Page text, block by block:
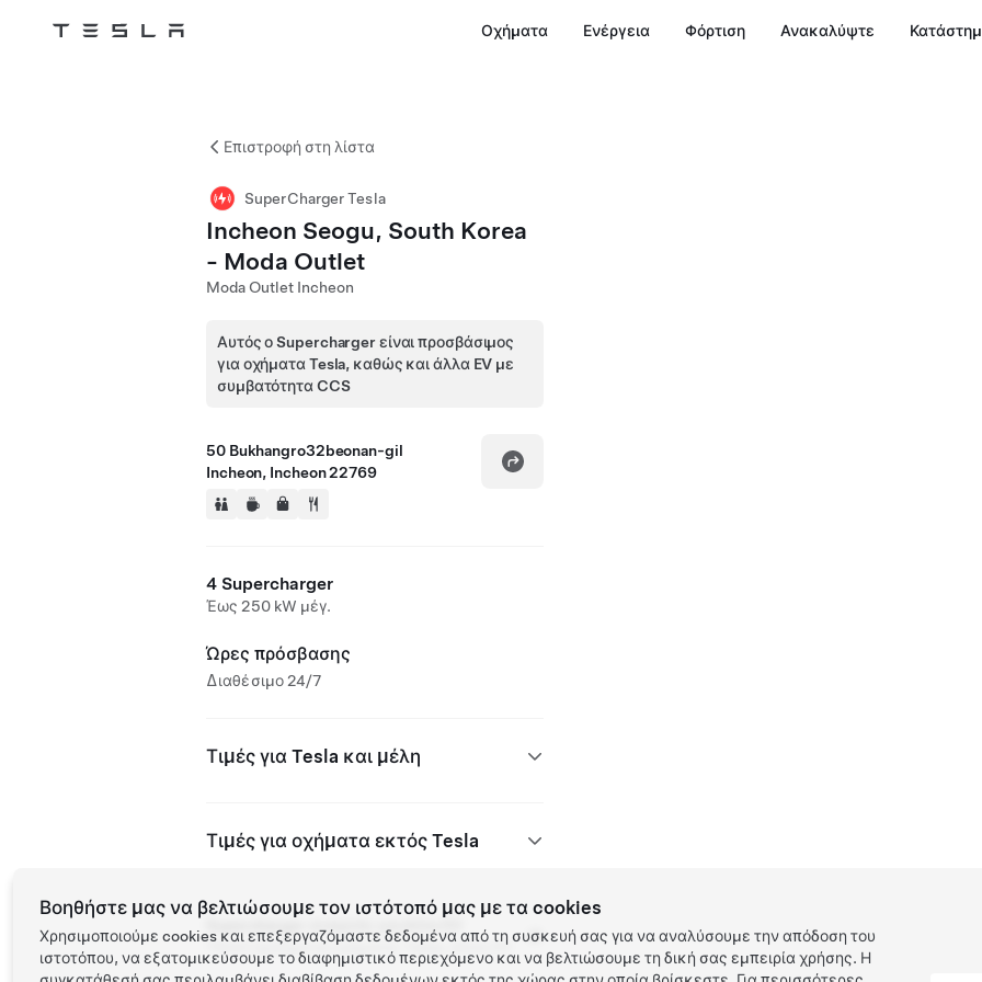
Tesla Οχήματα Ενέργεια Φόρτιση Ανακαλύψτε
Επιστροφή στη λίστα
SuperCharger Tesla
Incheon Seogu, South Korea
- Moda Outlet
Moda Outlet Incheon
Αυτός ο Supercharger είναι προσβάσιμος
για οχήματα Tesla, καθώς και άλλα EV με
συμβατότητα CCS
50 Bukhangro32beonan-gil
Incheon, Incheon 22769
4 Supercharger
Έως 250 kW μέγ.
Ώρες πρόσβασης
Διαθέσιμο 24/7
Τιμές για Tesla και μέλη
Τιμές για οχήματα εκτός Tesla
Υποστηριζόμενα οχήματα: Tesla, άλλα EV
Βοηθήστε μας να βελτιώσουμε τον ιστότοπό μας με τα cookies
Χρησιμοποιούμε cookies και επεξεργαζόμαστε δεδομένα από τη συσκευή σας για να αναλύσουμε την απόδοση του
ιστοτόπου, να εξατομικεύσουμε το διαφημιστικό περιεχόμενο και να βελτιώσουμε τη δική σας εμπειρία χρήσης. Η